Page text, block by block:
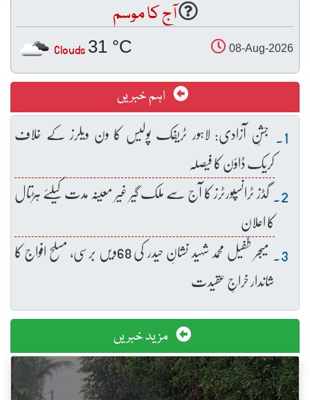
آج کا موسم
08-Aug-2026
31 °C
Clouds
اہم خبریں
جشنِ آزادی: لاہور ٹریفک پولیس کا ون ویلرز کے خلاف
کریک ڈاؤن کا فیصلہ
گڈز ٹرانسپورٹرز کا آج سے ملک گیر غیر معینہ مدت کیلئے ہڑتال
کا اعلان
میجر طفیل محمد شہید نشانِ حیدر کی 68ویں برسی، مسلح افواج کا
شاندار خراجِ عقیدت
مزید خبریں